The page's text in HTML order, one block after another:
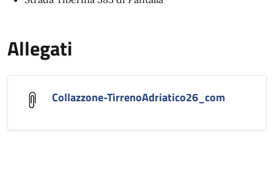
Allegati
Collazzone-TirrenoAdriatico26_com